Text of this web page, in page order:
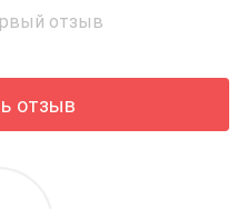
отзыв
отзыв